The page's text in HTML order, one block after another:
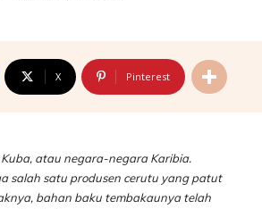
X Pinterest
atau negara-negara Karibia.
salah satu produsen cerutu yang patut
bahan baku tembakaunya telah